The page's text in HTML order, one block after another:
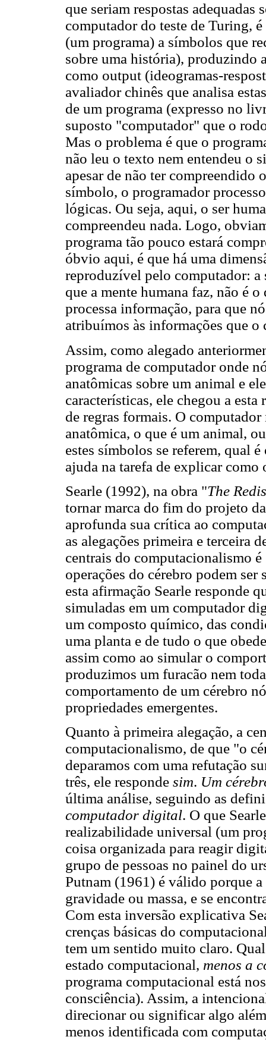
que seriam respostas adequadas
computador do teste de Turing,
(um programa) a símbolos que
sobre uma história), produzindo
como output (ideogramas-
avaliador chinês que analisa
de um programa (expresso no
suposto "computador" que o
Mas o problema é que o
não leu o texto nem entendeu o
apesar de não ter
símbolo, o programador
lógicas. Ou seja, aqui, o ser
compreendeu nada. Logo,
programa tão pouco estará
óbvio aqui, é que há uma
reproduzível pelo computador: a
que a mente humana faz, não é
processa informação, para que
atribuímos às informações que
Assim, como alegado
programa de computador onde
anatômicas sobre um animal e
características, ele chegou a esta
de regras formais. O
anatômica, o que é um animal,
estes símbolos se referem, qual
ajuda na tarefa de explicar como
Searle (1992), na obra "The
tornar marca do fim do projeto
aprofunda sua crítica ao
as alegações primeira e terceira
centrais do computacionalismo
operações do cérebro podem
esta afirmação Searle responde
simuladas em um computador
um composto químico, das
uma planta e de tudo o que
assim como ao simular o
produzimos um furacão nem
comportamento de um cérebro
propriedades emergentes.
Quanto à primeira alegação, a
computacionalismo, de que "o
deparamos com uma refutação
três, ele responde sim. Um
última análise, seguindo as
computador digital. O que
realizabilidade universal (um
coisa organizada para reagir
grupo de pessoas no painel do
Putnam (1961) é válido porque
gravidade ou massa, e se
Com esta inversão explicativa
crenças básicas do
tem um sentido muito claro.
estado computacional, menos a
programa computacional está
consciência). Assim, a
direcionar ou significar algo
menos identificada com